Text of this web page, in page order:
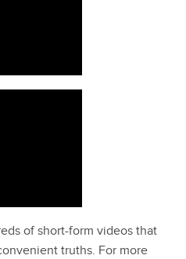
of short-form videos that
truths. For more